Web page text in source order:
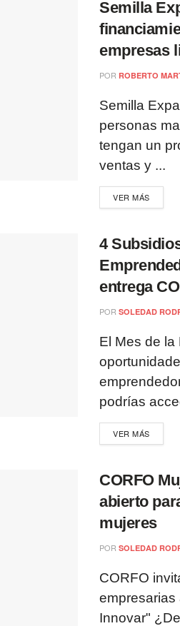
Semilla
empresas
POR ROBERTO
Semilla
personas
tengan un
ventas y ...
VER MÁS
4
entrega
POR SOLEDAD
El Mes de la
podrías
VER MÁS
CORFO
abierto
mujeres
POR SOLEDAD
CORFO
empresarias
Innovar"